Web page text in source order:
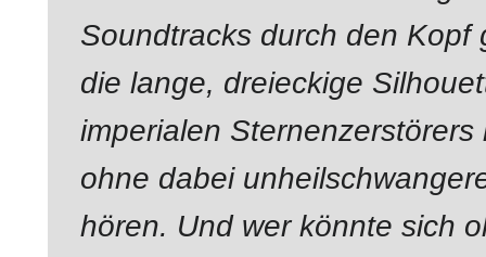
Soundtracks durch den Kopf
die lange, dreieckige
imperialen
ohne dabei
hören. Und wer könnte sich